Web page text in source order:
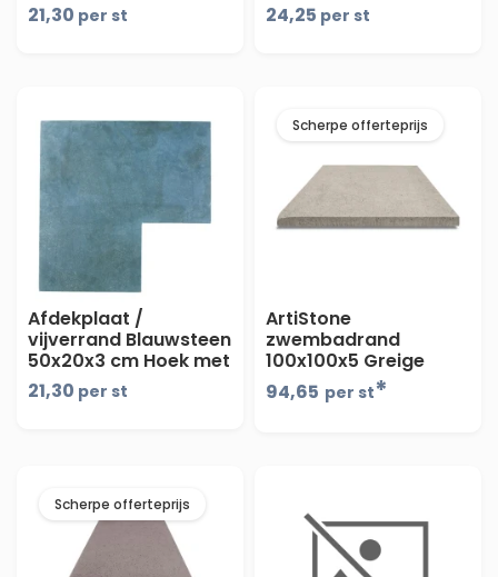
facet
21,30 per st
facet
24,25 per st
Afdekplaat /
vijverrand Blauwsteen
50x20x3 cm Hoek met
facet
21,30 per st
Scherpe offerteprijs
ArtiStone
zwembadrand
100x100x5 Greige
94,65 per st*
Scherpe offerteprijs